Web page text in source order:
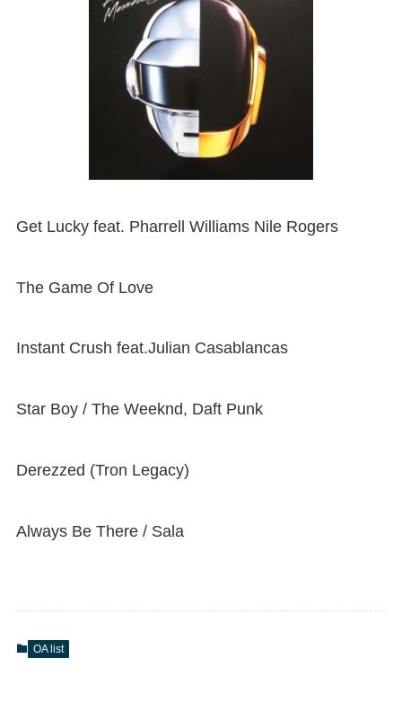
Get Lucky feat. Pharrell Williams Nile Rogers
The Game Of Love
Instant Crush feat.Julian Casablancas
Star Boy / The Weeknd, Daft Punk
Derezzed (Tron Legacy)
Always Be There / Sala
OA list